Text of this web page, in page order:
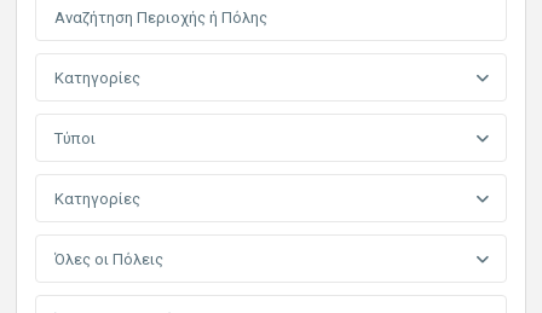
Κατηγορίες
Τύποι
Κατηγορίες
Όλες οι Πόλεις